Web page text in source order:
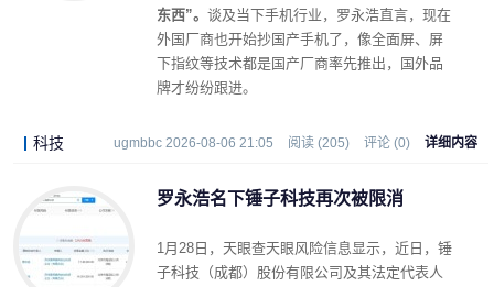
东西”。 谈及当下手机行业，罗永浩直言，现在
外国厂商也开始抄国产手机了，像全面屏、屏
下指纹等技术都是国产厂商率先推出，国外品
牌才纷纷跟进。
科技 ugmbbc 2026-08-06 21:05 阅读 (205) 评论 (0) 详细内容
罗永浩名下锤子科技再次被限消
1月28日，天眼查天眼风险信息显示，近日，锤
子科技（成都）股份有限公司及其法定代表人